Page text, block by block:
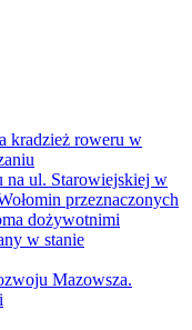
kradzież roweru w
na ul. Starowiejskiej w
przeznaczonych
dożywotnimi
w stanie
Mazowsza.